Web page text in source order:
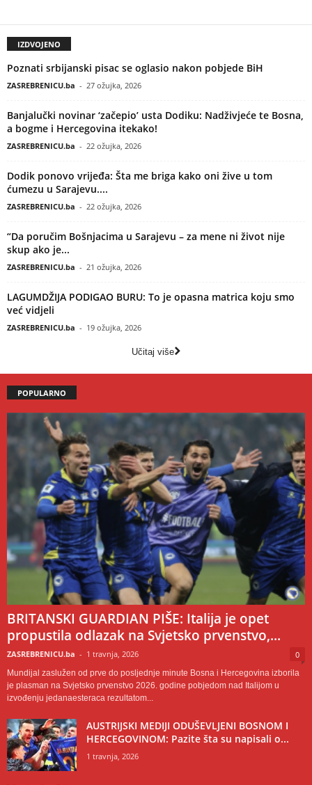
IZDVOJENO
Poznati srbijanski pisac se oglasio nakon pobjede BiH
ZASREBRENICU.ba - 27 ožujka, 2026
Banjalučki novinar ‘začepio’ usta Dodiku: Nadživjeće te Bosna,
a bogme i Hercegovina itekako!
ZASREBRENICU.ba - 22 ožujka, 2026
Dodik ponovo vrijeđa: Šta me briga kako oni žive u tom
ćumezu u Sarajevu....
ZASREBRENICU.ba - 22 ožujka, 2026
“Da poručim Bošnjacima u Sarajevu – za mene ni život nije
skup ako je...
ZASREBRENICU.ba - 21 ožujka, 2026
LAGUMDŽIJA PODIGAO BURU: To je opasna matrica koju smo
već vidjeli
ZASREBRENICU.ba - 19 ožujka, 2026
Učitaj više
POPULARNO
BRITANSKI GUARDIAN PIŠE: Italija je opet
propustila odlazak na Svjetsko prvenstvo,...
ZASREBRENICU.ba - 1 travnja, 2026 0
Mundijal zaslužen od prve do posljednje minute Bosna i Hercegovina izborila
je plasman na Svjetsko prvenstvo 2026. godine pobjedom nad Italijom u
izvođenju jedanaesteraca rezultatom...
AUSTRIJSKI MEDIJI ODUŠEVLJENI BOSNOM I
HERCEGOVINOM: Pazite šta su napisali o...
1 travnja, 2026